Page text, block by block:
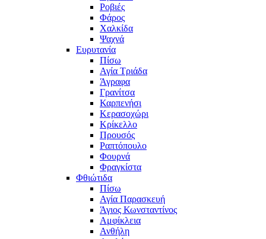
Ροβιές
Φάρος
Χαλκίδα
Ψαχνά
Ευρυτανία
Πίσω
Αγία Τριάδα
Άγραφα
Γρανίτσα
Καρπενήσι
Κερασοχώρι
Κρίκελλο
Προυσός
Ραπτόπουλο
Φουρνά
Φραγκίστα
Φθιώτιδα
Πίσω
Αγία Παρασκευή
Άγιος Κωνσταντίνος
Αμφίκλεια
Ανθήλη